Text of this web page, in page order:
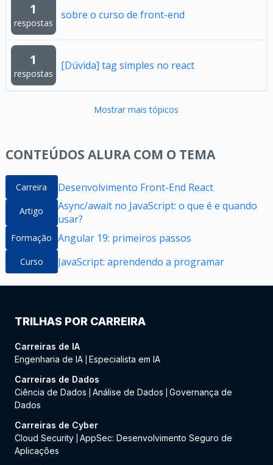
1
respostas
sobre o curso de front-end
1
respostas
[Dúvida] tag simples no react
Mostrar mais tópicos
CONTEÚDOS ALURA COM O TEMA
Carreira Desenvolvimento Front-End React
Artigo
Async/await no JavaScript: o que é e quando
usar?
Formação Angular 19: primeiros passos
Curso JavaScript: aprendendo a programar
TRILHAS POR CARREIRA
Carreiras de IA
Engenharia de IA Especialista em IA
Carreiras de Dados
Ciência de Dados
Análise de Dados
Governança de
Dados
Carreiras de Cyber
Cloud Security AppSec: Desenvolvimento Seguro de
Aplicações